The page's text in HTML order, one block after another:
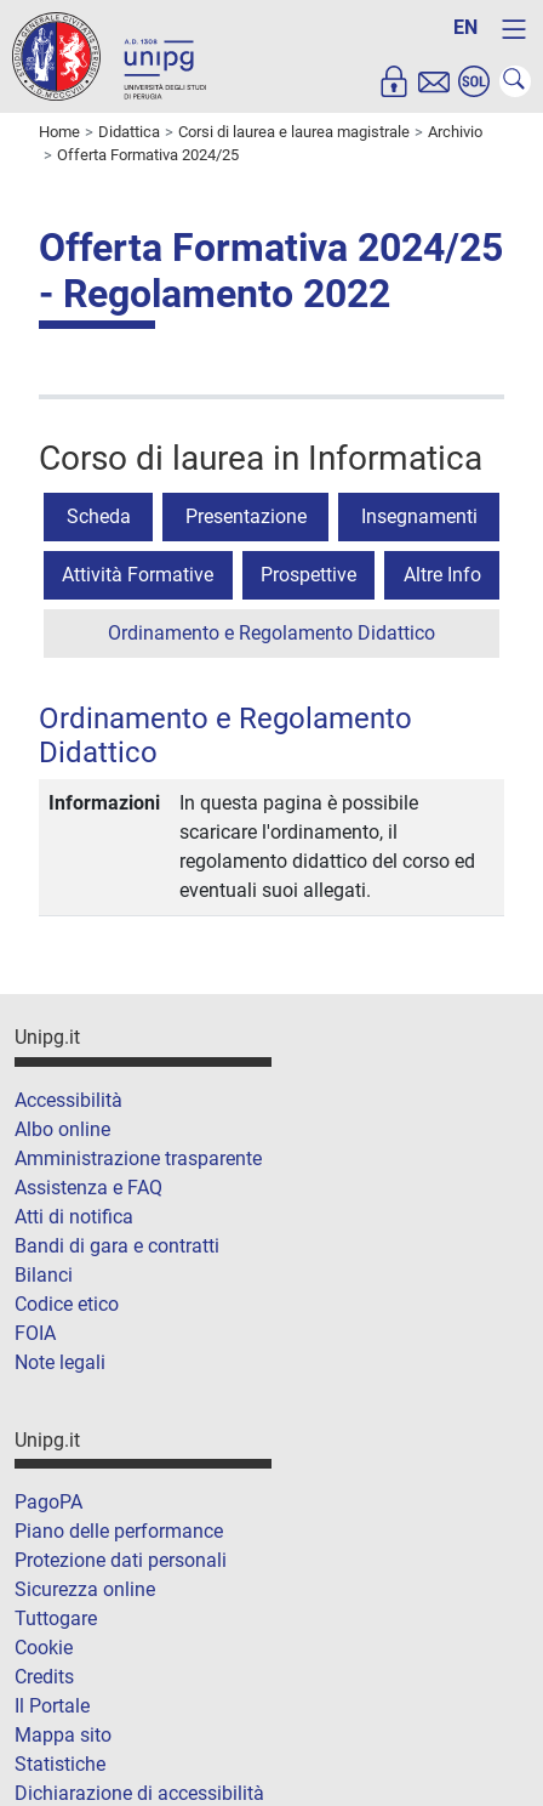
EN
Home Didattica Corsi di laurea e laurea magistrale
Archivio
Offerta Formativa 2024/25
Offerta Formativa 2024/25
- Regolamento 2022
Corso di laurea in Informatica
Scheda Presentazione Insegnamenti
Attività Formative Prospettive Altre Info
Ordinamento e Regolamento Didattico
Ordinamento e Regolamento
Didattico
Informazioni
In questa pagina è possibile
scaricare l'ordinamento, il
regolamento didattico del corso ed
eventuali suoi allegati.
Unipg.it
Accessibilità
Albo online
Amministrazione trasparente
Assistenza e FAQ
Atti di notifica
Bandi di gara e contratti
Bilanci
Codice etico
FOIA
Note legali
Unipg.it
PagoPA
Piano delle performance
Protezione dati personali
Sicurezza online
Tuttogare
Cookie
Credits
Il Portale
Mappa sito
Statistiche
Dichiarazione di accessibilità